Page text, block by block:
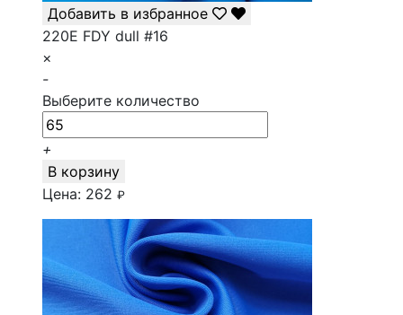
Добавить в избранное
220E FDY dull #16
×
-
Выберите количество
+
В корзину
Цена: 262 ₽